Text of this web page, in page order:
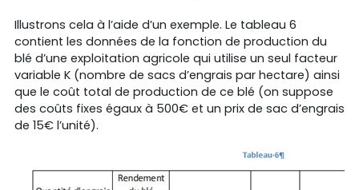
Illustrons cela à l’aide d’un exemple. Le tableau 6
contient les données de la fonction de production du
blé d’une exploitation agricole qui utilise un seul facteur
variable K (nombre de sacs d’engrais par hectare) ainsi
que le coût total de production de ce blé (on suppose
des coûts fixes égaux à 500€ et un prix de sac d’engrais
de 15€ l’unité).